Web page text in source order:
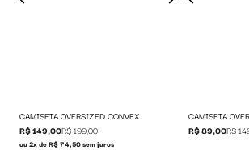
CAMISETA OVERSIZED CONVEX
R$ 149,00R$ 199,00
ou 2x de R$ 74,50 sem juros
R$ 89,00R$